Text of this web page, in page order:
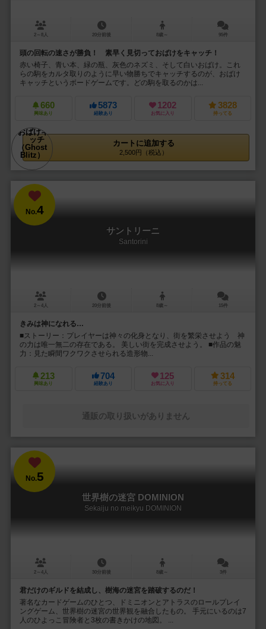
2～8人 20分前後 8歳～ 95件
頭の回転の速さが勝負！ 素早く見切っておばけをキャッチ！
赤い椅子、青い本、緑の瓶、灰色のネズミ、そして白いおばけ。これ
らの駒をカルタ取りのように早い物勝ちでキャッチするのが、おばけ
キャッチというボードゲームです。どの駒を取るのかは...
660
興味あり
5873
経験あり
1202
お気に入り
3828
持ってる
カートに追加する
2,500円（税込）
No.4
サントリーニ
Santorini
2～4人 20分前後 8歳～ 15件
きみは神になれる…
■ストーリー：プレイヤーは神々の化身となり、街を繁栄させよう 神
の力は唯一無二の存在である。 美しい街を完成させよう。 ■作品の魅
力：見た瞬間ワクワクさせられる造形物...
213
興味あり
704
経験あり
125
お気に入り
314
持ってる
通販の取り扱いがありません
No.5
世界樹の迷宮 DOMINION
Sekaiju no meikyu DOMINION
2～4人 30分前後 8歳～ 3件
君だけのギルドを結成し、樹海の迷宮を踏破するのだ！
著名なカードゲームのひとつ、ドミニオンとアトラスのロールプレイ
ングゲーム、世界樹の迷宮の世界観を融合したもの。 手元にいるのは7
人のひよっこ冒険者と3枚の書きかけの地図。 ...